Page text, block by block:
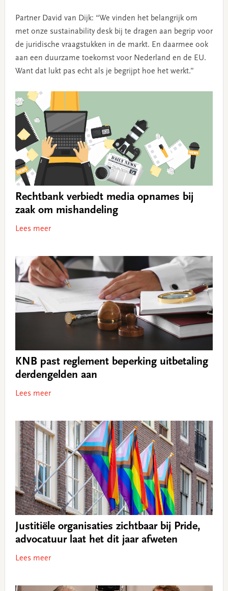
Partner David van Dijk: “We vinden het belangrijk om
met onze sustainability desk bij te dragen aan begrip voor
de juridische vraagstukken in de markt. En daarmee ook
aan een duurzame toekomst voor Nederland en de EU.
Want dat lukt pas echt als je begrijpt hoe het werkt.”
Rechtbank verbiedt media opnames bij
zaak om mishandeling
Lees meer
KNB past reglement beperking uitbetaling
derdengelden aan
Lees meer
Justitiële organisaties zichtbaar bij Pride,
advocatuur laat het dit jaar afweten
Lees meer